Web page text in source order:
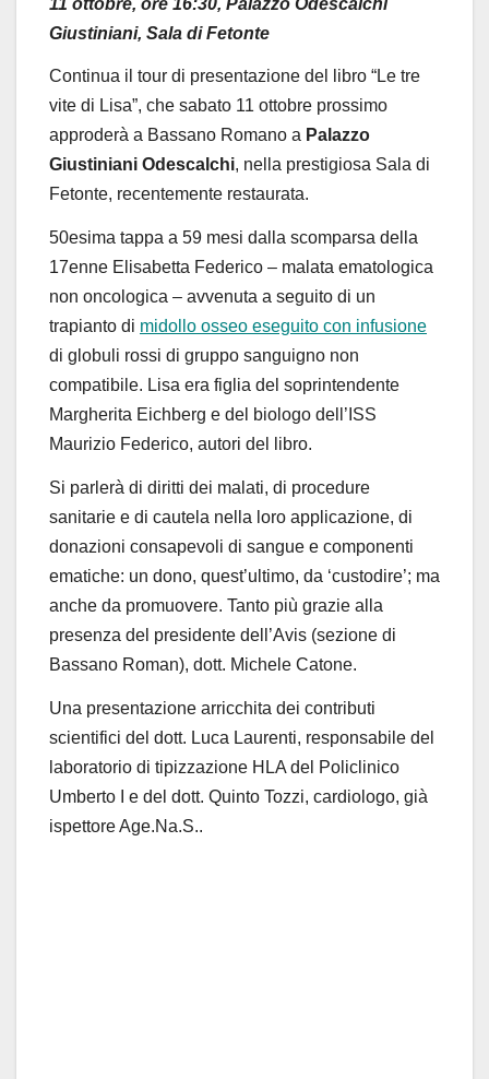
Giustiniani, Sala di Fetonte
Continua il tour di presentazione del libro “Le tre
vite di Lisa”, che sabato 11 ottobre prossimo
approderà a Bassano Romano a Palazzo
Giustiniani Odescalchi, nella prestigiosa Sala di
Fetonte, recentemente restaurata.
50esima tappa a 59 mesi dalla scomparsa della
17enne Elisabetta Federico – malata ematologica
non oncologica – avvenuta a seguito di un
trapianto di midollo osseo eseguito con infusione
di globuli rossi di gruppo sanguigno non
compatibile. Lisa era figlia del soprintendente
Margherita Eichberg e del biologo dell’ISS
Maurizio Federico, autori del libro.
Si parlerà di diritti dei malati, di procedure
sanitarie e di cautela nella loro applicazione, di
donazioni consapevoli di sangue e componenti
ematiche: un dono, quest’ultimo, da ‘custodire’; ma
anche da promuovere. Tanto più grazie alla
presenza del presidente dell’Avis (sezione di
Bassano Roman), dott. Michele Catone.
Una presentazione arricchita dei contributi
scientifici del dott. Luca Laurenti, responsabile del
laboratorio di tipizzazione HLA del Policlinico
Umberto I e del dott. Quinto Tozzi, cardiologo, già
ispettore Age.Na.S..